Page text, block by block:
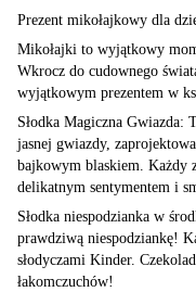
Prezent mikołajkowy dla
Mikołajki to wyjątkowy
Wkrocz do cudownego
wyjątkowym prezentem w
Słodka Magiczna Gwiazda:
jasnej gwiazdy,
bajkowym blaskiem. Każdy
delikatnym sentymentem i
Słodka niespodzianka w
prawdziwą niespodziankę!
słodyczami Kinder.
łakomczuchów!